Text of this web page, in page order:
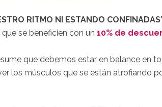
RITMO NI ESTANDO
que se beneficien con un 10% de
que debemos estar en balance en
los músculos que se están atrofiando